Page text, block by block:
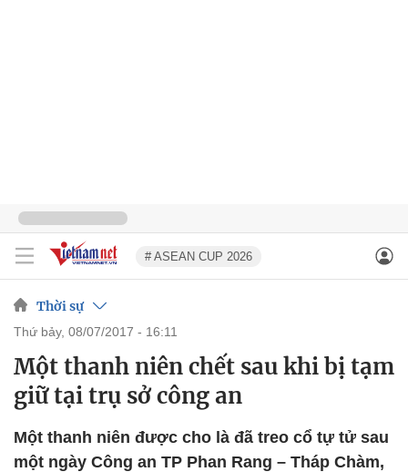
# ASEAN CUP 2026
Thời sự
thứ bảy, 08/07/2017 - 16:11
Một thanh niên chết sau khi bị tạm
giữ tại trụ sở công an
Một thanh niên được cho là đã treo cổ tự tử sau
một ngày Công an TP Phan Rang – Tháp Chàm,